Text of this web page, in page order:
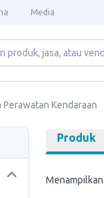
Media
Perawatan Kendaraan
Produk